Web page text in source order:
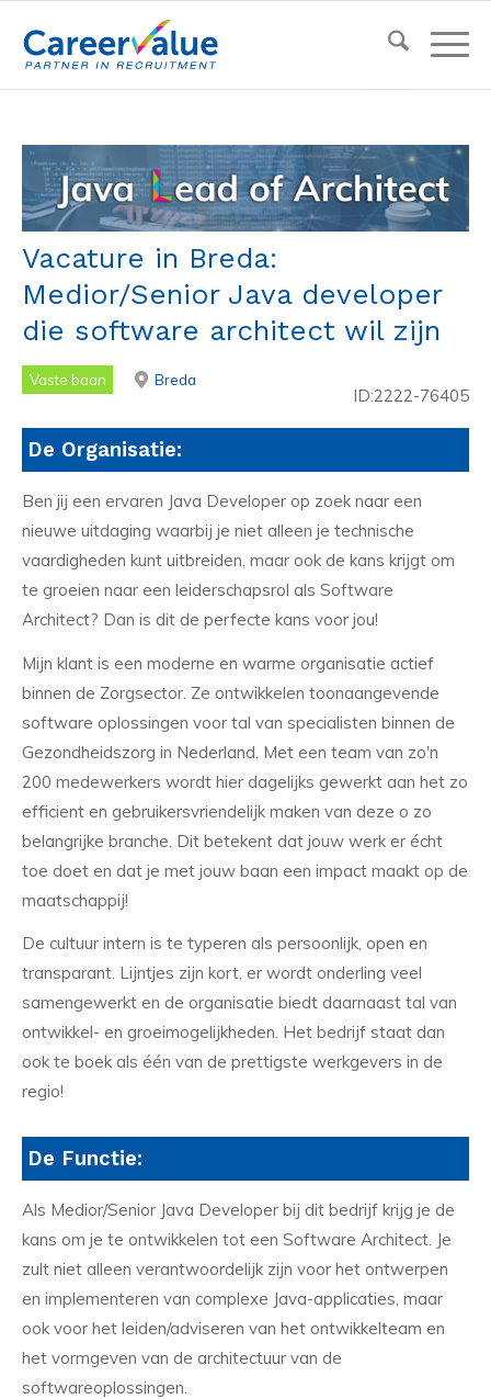
Vacature in Breda:
Medior/Senior Java developer
die software architect wil zijn
Vaste baan Breda
ID:2222-76405
De Organisatie:
Ben jij een ervaren Java Developer op zoek naar een
nieuwe uitdaging waarbij je niet alleen je technische
vaardigheden kunt uitbreiden, maar ook de kans krijgt om
te groeien naar een leiderschapsrol als Software
Architect? Dan is dit de perfecte kans voor jou!
Mijn klant is een moderne en warme organisatie actief
binnen de Zorgsector. Ze ontwikkelen toonaangevende
software oplossingen voor tal van specialisten binnen de
Gezondheidszorg in Nederland. Met een team van zo'n
200 medewerkers wordt hier dagelijks gewerkt aan het zo
efficient en gebruikersvriendelijk maken van deze o zo
belangrijke branche. Dit betekent dat jouw werk er écht
toe doet en dat je met jouw baan een impact maakt op de
maatschappij!
De cultuur intern is te typeren als persoonlijk, open en
transparant. Lijntjes zijn kort, er wordt onderling veel
samengewerkt en de organisatie biedt daarnaast tal van
ontwikkel- en groeimogelijkheden. Het bedrijf staat dan
ook te boek als één van de prettigste werkgevers in de
regio!
De Functie:
Als Medior/Senior Java Developer bij dit bedrijf krijg je de
kans om je te ontwikkelen tot een Software Architect. Je
zult niet alleen verantwoordelijk zijn voor het ontwerpen
en implementeren van complexe Java-applicaties, maar
ook voor het leiden/adviseren van het ontwikkelteam en
het vormgeven van de architectuur van de
softwareoplossingen.